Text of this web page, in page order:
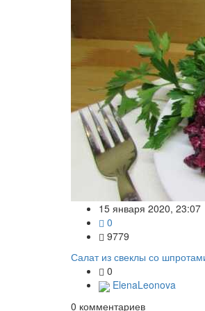
15 января 2020, 23:07
0
9779
Салат из свеклы со
0
ElenaLeonova
0 комментариев